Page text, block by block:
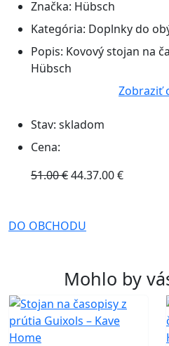
Značka: Hübsch
Kategória: Doplnky do
Popis: Kovový stojan na
Hübsch
Zobraziť
Stav: skladom
Cena:
51.00 €44.37.00 €
DO OBCHODU
Mohlo by